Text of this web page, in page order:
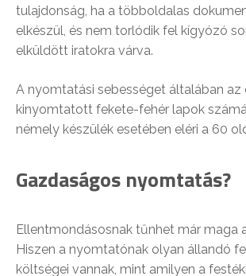
tulajdonság, ha a többoldalas
elkészül, és nem torlódik fel kígyózó
elküldött iratokra várva.
A nyomtatási sebességet általában az
kinyomtatott fekete-fehér lapok
némely készülék esetében eléri a 60
Gazdaságos nyomtatás?
Ellentmondásosnak tűnhet már maga
Hiszen a nyomtatónak olyan állandó
költségei vannak, mint amilyen a